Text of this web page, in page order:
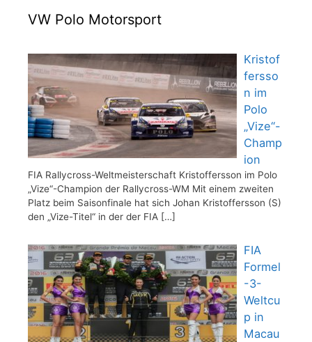
VW Polo Motorsport
Kristof
fersso
n im
Polo
„Vize“-
Champ
ion
FIA Rallycross-Weltmeisterschaft Kristoffersson im Polo
„Vize“-Champion der Rallycross-WM Mit einem zweiten
Platz beim Saisonfinale hat sich Johan Kristoffersson (S)
den „Vize-Titel“ in der der FIA […]
FIA
Formel
-3-
Weltcu
p in
Macau